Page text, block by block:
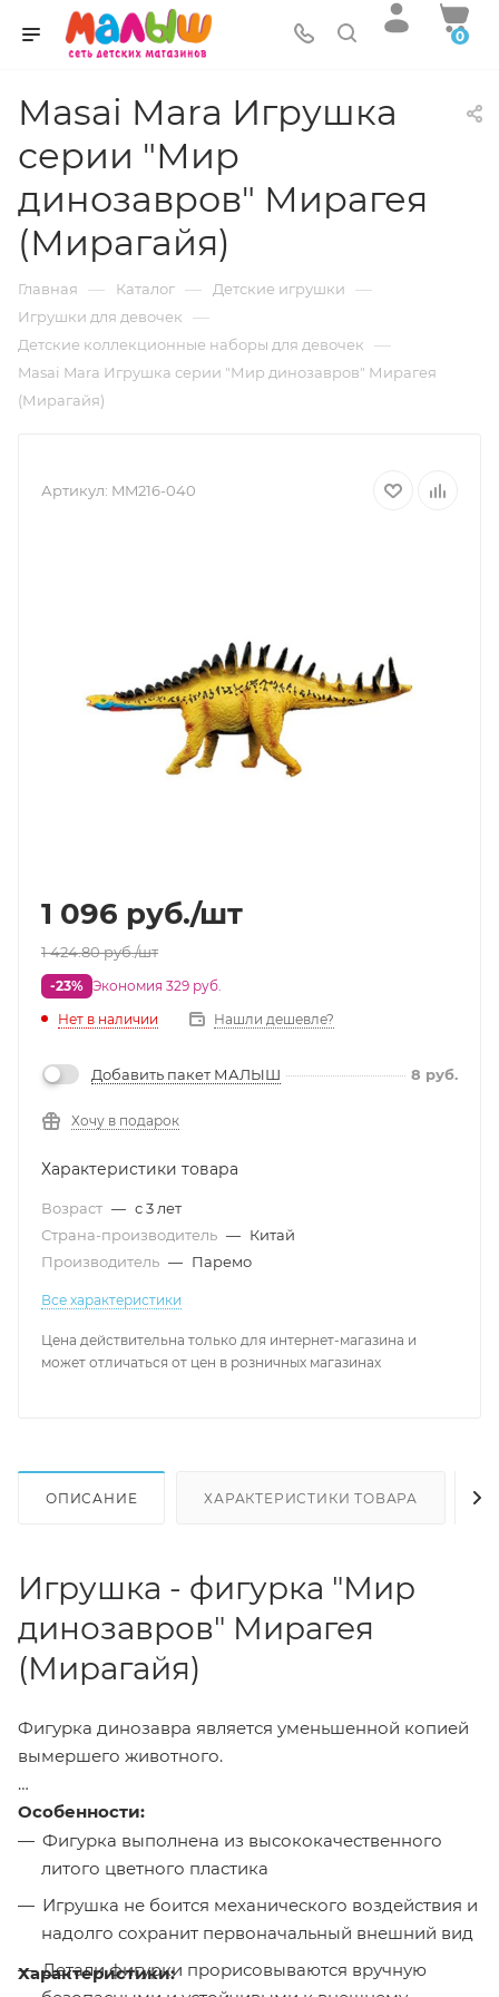
0
Masai Mara Игрушка
серии "Мир
динозавров" Мирагея
(Мирагайя)
Главная — Каталог — Детские игрушки —
Игрушки для девочек —
Детские коллекционные наборы для девочек —
Masai Mara Игрушка серии "Мир динозавров" Мирагея
(Мирагайя)
Артикул: MM216-040
1 096 руб./шт
1 424.80руб./шт
-23% Экономия 329 руб.
Нет в наличии
Нашли дешевле?
Добавить пакет МАЛЫШ 8 руб.
Хочу в подарок
Характеристики товара
Возраст — с 3 лет
Страна-производитель — Китай
Производитель — Паремо
Все характеристики
Цена действительна только для интернет-магазина и
может отличаться от цен в розничных магазинах
ОПИСАНИЕ ХАРАКТЕРИСТИКИ ТОВАРА
Игрушка - фигурка "Мир
динозавров" Мирагея
(Мирагайя)
Фигурка динозавра является уменьшенной копией
вымершего животного.
Особенности:
Фигурка выполнена из высококачественного
литого цветного пластика
Игрушка не боится механического воздействия и
надолго сохранит первоначальный внешний вид
Детали фигурки прорисовываются вручную
Характеристики: